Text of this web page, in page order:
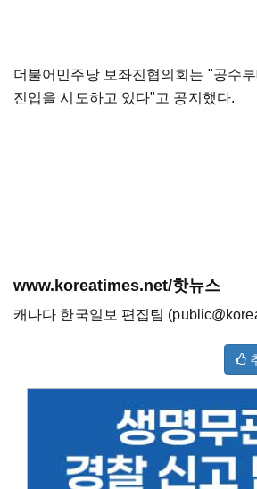
더불어민주당 보좌진협의회는 "공수
진입을 시도하고 있다"고 공지했다.
www.koreatimes.net/핫뉴스
캐나다 한국일보 편집팀